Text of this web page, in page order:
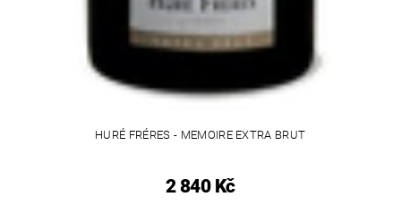
HURÉ FRÉRES - MEMOIRE EXTRA BRUT
2 840 Kč